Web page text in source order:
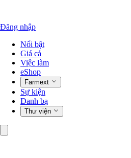
Đăng nhập
Nổi bật
Giá cả
Việc làm
eShop
Farmext
Sự kiện
Danh bạ
Thư viện